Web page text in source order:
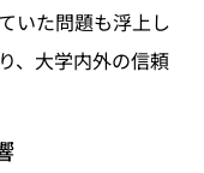
いた問題も浮上し
、大学内外の信頼